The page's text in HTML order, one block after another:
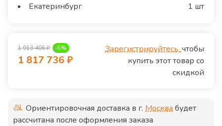
Екатеринбург
1 шт
1 913 406₽ -5%
1 817 736 ₽
Зарегистрируйтесь,чтобы
купить этот товар со
скидкой
Ориентировочная доставка в г. Москвабудет
рассчитана после оформления заказа